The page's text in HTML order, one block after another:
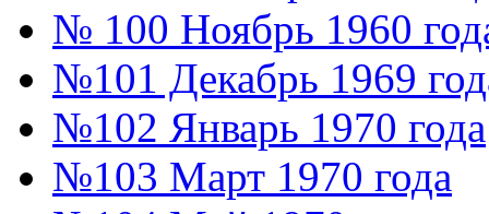
№ 100 Ноябрь 1960
№101 Декабрь 1969
№102 Январь 1970 года
№103 Март 1970 года